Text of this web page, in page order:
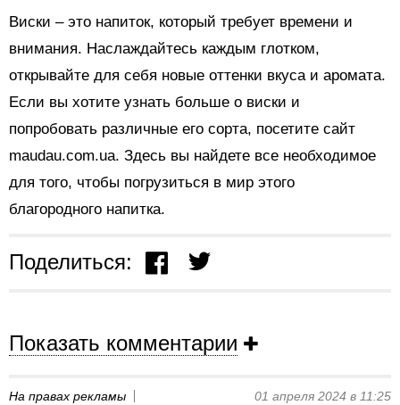
Виски – это напиток, который требует времени и
внимания. Наслаждайтесь каждым глотком,
открывайте для себя новые оттенки вкуса и аромата.
Если вы хотите узнать больше о виски и
попробовать различные его сорта, посетите сайт
maudau.com.ua. Здесь вы найдете все необходимое
для того, чтобы погрузиться в мир этого
благородного напитка.
Поделиться:
Показать комментарии
На правах рекламы 01 апреля 2024 в 11:25